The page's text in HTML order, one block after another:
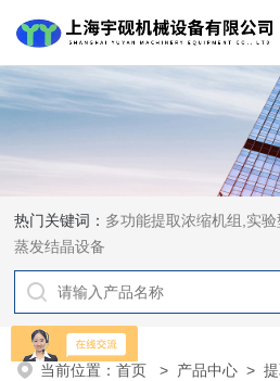
热门关键词： 多功能提取浓缩机组,实
蒸发结晶设备
当前位置：首页 > 产品中心 >